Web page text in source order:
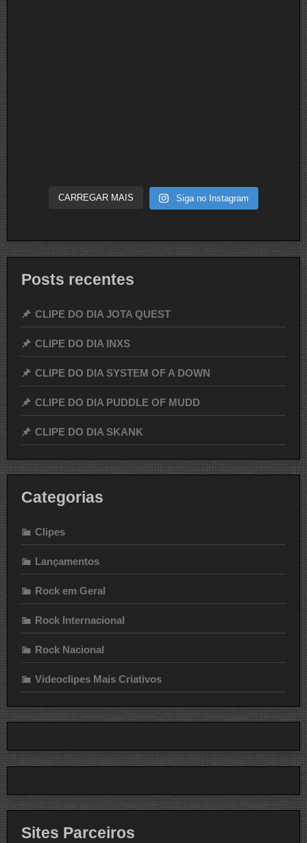
CARREGAR MAIS Siga no Instagram
Posts recentes
CLIPE DO DIA JOTA QUEST
CLIPE DO DIA INXS
CLIPE DO DIA SYSTEM OF A DOWN
CLIPE DO DIA PUDDLE OF MUDD
CLIPE DO DIA SKANK
Categorias
Clipes
Lançamentos
Rock em Geral
Rock Internacional
Rock Nacional
Videoclipes Mais Criativos
Sites Parceiros